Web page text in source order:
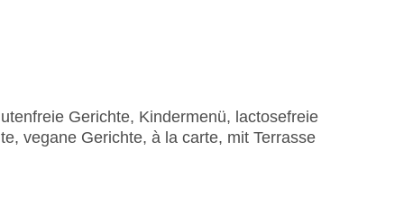
Gerichte, Kindermenü, lactosefreie
vegane Gerichte, à la carte, mit Terrasse